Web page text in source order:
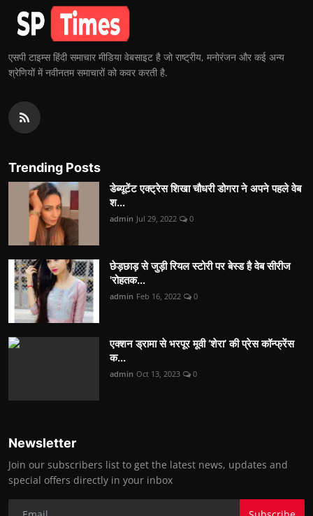
एसपी टाइम्स हिंदी समाचार मीडिया वेबसाइट है जो राष्ट्रीय, मनोरंजन और कई अन्य
श्रेणियों में नवीनतम समाचारों को कवर करती है.
Trending Posts
डेब्यूटेंट एक्ट्रेस शिखा चौधरी डोगरा ने अपने पहले वेब
श...
admin Jul 29, 2022 0
छेड़छाड़ से जुड़ी रियल स्टोरी पर बेस्ड है वेब सीरीज
'रोहतक...
admin Feb 16, 2022 0
एक्शन ड्रामा से भरपूर मूवी ‘शेरा’ की प्रेस कॉन्फ्रेंस
क...
admin Oct 13, 2023 0
Newsletter
Join our subscribers list to get the latest news, updates and
special offers directly in your inbox